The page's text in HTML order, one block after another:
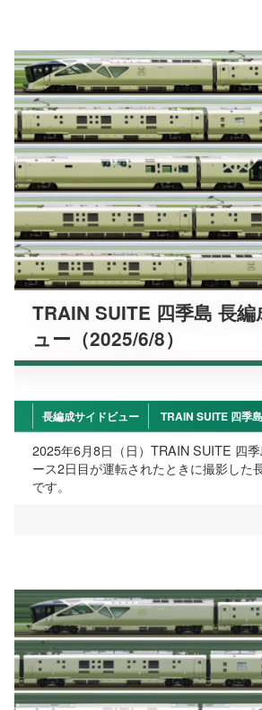
TRAIN SUITE 四季島 長
ュー（2025/6/8）
長編成サイドビュー TRAIN SUITE 四季島
2025年6月8日（日）TRAIN SUITE 四
ース2日目が運転されたときに撮影した
です。